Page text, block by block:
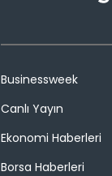
Businessweek
Canlı Yayın
Ekonomi Haberleri
Borsa Haberleri